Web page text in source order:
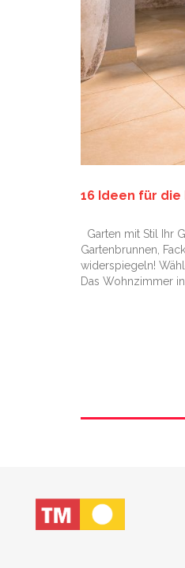
16 Ideen für
Garten mit Stil Ihr
Gartenbrunnen,
widerspiegeln!
Das Wohnzimmer